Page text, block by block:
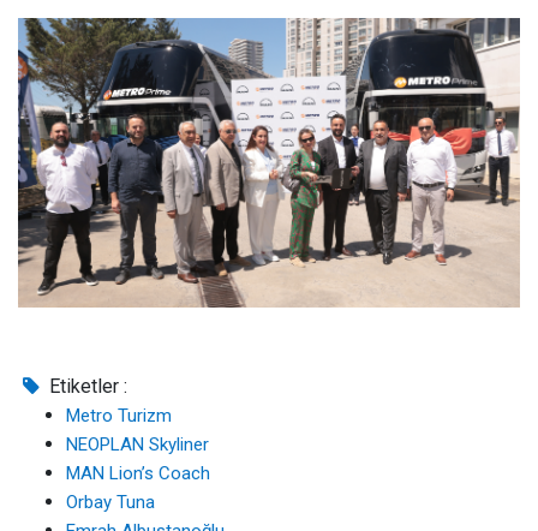
Etiketler :
Metro Turizm
NEOPLAN Skyliner
MAN Lion’s Coach
Orbay Tuna